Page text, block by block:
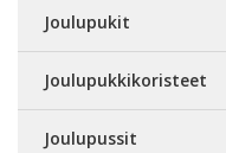
Joulupukit
Joulupukkikoristeet
Joulupussit